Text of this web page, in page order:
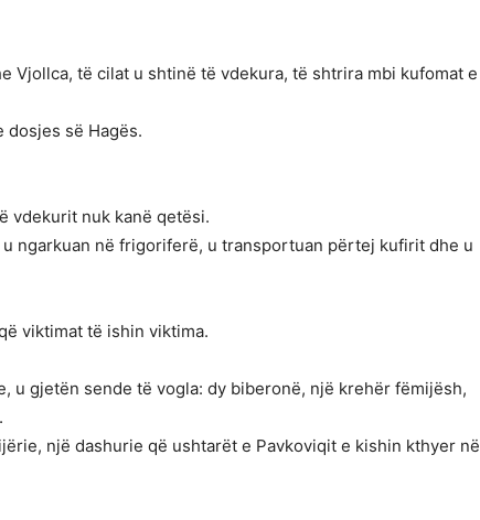
Vjollca, të cilat u shtinë të vdekura, të shtrira mbi kufomat e
dosjes së Hagës.
vdekurit nuk kanë qetësi.
ngarkuan në frigoriferë, u transportuan përtej kufirit dhe u
viktimat të ishin viktima.
u gjetën sende të vogla: dy biberonë, një krehër fëmijësh,
një dashurie që ushtarët e Pavkoviqit e kishin kthyer në